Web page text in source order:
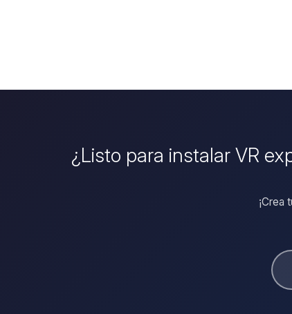
¿Listo para instalar VR
¡Crea